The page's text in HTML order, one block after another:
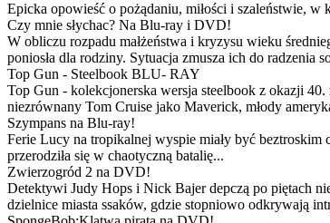
Epicka opowieść o pożądaniu, miłości i szaleństwie, w
Czy mnie słychac? Na Blu-ray i DVD!
W obliczu rozpadu małżeństwa i kryzysu wieku
poniosła dla rodziny. Sytuacja zmusza ich do radzenia
Top Gun - Steelbook BLU- RAY
Top Gun - kolekcjonerska wersja steelbook z okazji
niezrównany Tom Cruise jako Maverick, młody
Szympans na Blu-ray!
Ferie Lucy na tropikalnej wyspie miały być beztroskim
przerodziła się w chaotyczną batalię...
Zwierzogród 2 na DVD!
Detektywi Judy Hops i Nick Bajer depczą po piętach
dzielnice miasta ssaków, gdzie stopniowo odkrywają